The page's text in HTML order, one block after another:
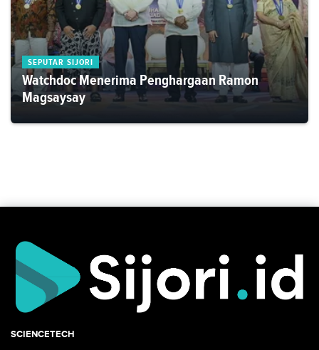
SEPUTAR SIJORI
Watchdoc Menerima Penghargaan Ramon
Magsaysay
SCIENCETECH